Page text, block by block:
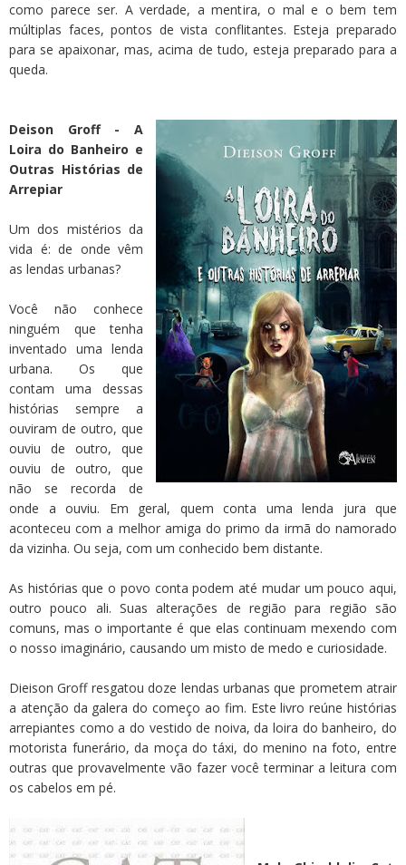
como parece ser. A verdade, a mentira, o mal e o bem tem
múltiplas faces, pontos de vista conflitantes. Esteja preparado
para se apaixonar, mas, acima de tudo, esteja preparado para a
queda.
Deison Groff - A
Loira do Banheiro e
Outras Histórias de
Arrepiar
Um dos mistérios da
vida é: de onde vêm
as lendas urbanas?
Você não conhece
ninguém que tenha
inventado uma lenda
urbana. Os que
contam uma dessas
histórias sempre a
ouviram de outro, que
ouviu de outro, que
ouviu de outro, que
não se recorda de
onde a ouviu. Em geral, quem conta uma lenda jura que
aconteceu com a melhor amiga do primo da irmã do namorado
da vizinha. Ou seja, com um conhecido bem distante.
As histórias que o povo conta podem até mudar um pouco aqui,
outro pouco ali. Suas alterações de região para região são
comuns, mas o importante é que elas continuam mexendo com
o nosso imaginário, causando um misto de medo e curiosidade.
Dieison Groff resgatou doze lendas urbanas que prometem atrair
a atenção da galera do começo ao fim. Este livro reúne histórias
arrepiantes como a do vestido de noiva, da loira do banheiro, do
motorista funerário, da moça do táxi, do menino na foto, entre
outras que provavelmente vão fazer você terminar a leitura com
os cabelos em pé.